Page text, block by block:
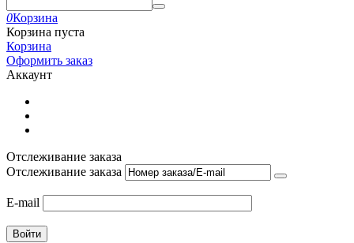
0Корзина
Корзина пуста
Корзина
Оформить заказ
Аккаунт
Отслеживание заказа
Отслеживание заказа
E-mail
Войти